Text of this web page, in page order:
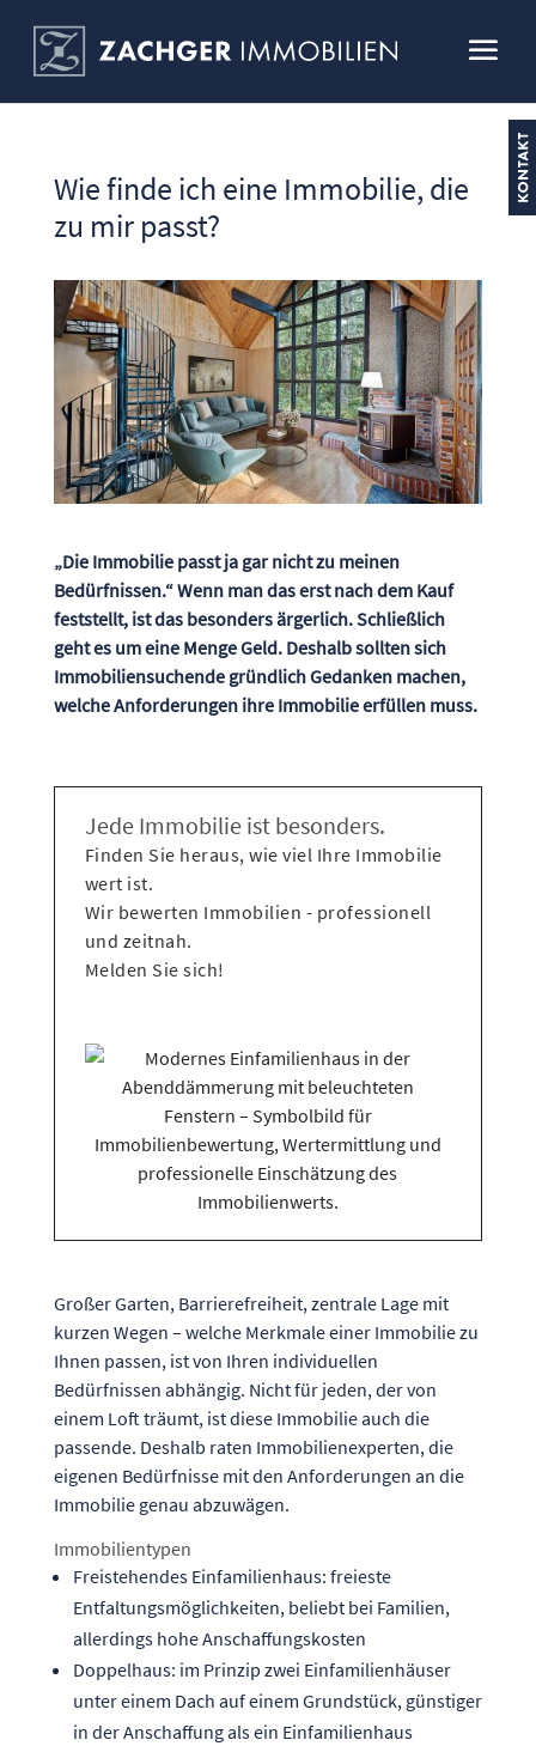
Wie finde ich eine Immobilie, die
zu mir passt?
„Die Immobilie passt ja gar nicht zu meinen
Bedürfnissen.“ Wenn man das erst nach dem Kauf
feststellt, ist das besonders ärgerlich. Schließlich
geht es um eine Menge Geld. Deshalb sollten sich
Immobiliensuchende gründlich Gedanken machen,
welche Anforderungen ihre Immobilie erfüllen muss.
Jede Immobilie ist besonders.
Finden Sie heraus, wie viel Ihre Immobilie
wert ist.
Wir bewerten Immobilien - professionell
und zeitnah.
Melden Sie sich!
Großer Garten, Barrierefreiheit, zentrale Lage mit
kurzen Wegen – welche Merkmale einer Immobilie zu
Ihnen passen, ist von Ihren individuellen
Bedürfnissen abhängig. Nicht für jeden, der von
einem Loft träumt, ist diese Immobilie auch die
passende. Deshalb raten Immobilienexperten, die
eigenen Bedürfnisse mit den Anforderungen an die
Immobilie genau abzuwägen.
Immobilientypen
Freistehendes Einfamilienhaus: freieste
Entfaltungsmöglichkeiten, beliebt bei Familien,
allerdings hohe Anschaffungskosten
Doppelhaus: im Prinzip zwei Einfamilienhäuser
unter einem Dach auf einem Grundstück, günstiger
in der Anschaffung als ein Einfamilienhaus